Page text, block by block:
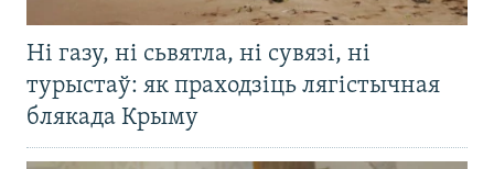
Ні газу, ні сьвятла, ні сувязі, ні
турыстаў: як праходзіць лягістычная
блякада Крыму